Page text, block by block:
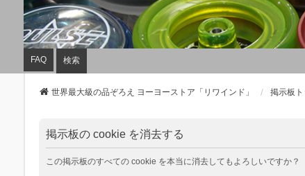
FAQ 検索
世界最大級の品ぞろえ ヨーヨーストア「リワインド」 掲示板
掲示板の cookie を消去する
この掲示板のすべての cookie を本当に消去してもよろしいですか？